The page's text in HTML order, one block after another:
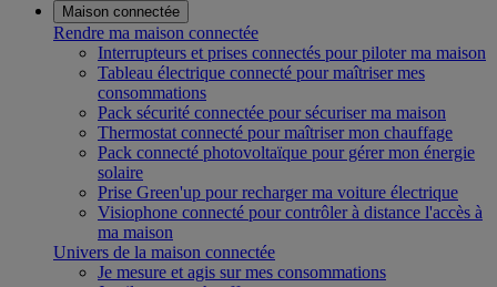
Maison connectée
Rendre ma maison connectée
Interrupteurs et prises connectés pour piloter ma maison
Tableau électrique connecté pour maîtriser mes
consommations
Pack sécurité connectée pour sécuriser ma maison
Thermostat connecté pour maîtriser mon chauffage
Pack connecté photovoltaïque pour gérer mon énergie
solaire
Prise Green'up pour recharger ma voiture électrique
Visiophone connecté pour contrôler à distance l'accès à
ma maison
Univers de la maison connectée
Je mesure et agis sur mes consommations